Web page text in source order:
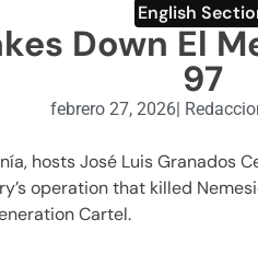
English
Down El
97
febrero 27, 2026|
hosts José Luis Granados
operation that killed
Cartel.